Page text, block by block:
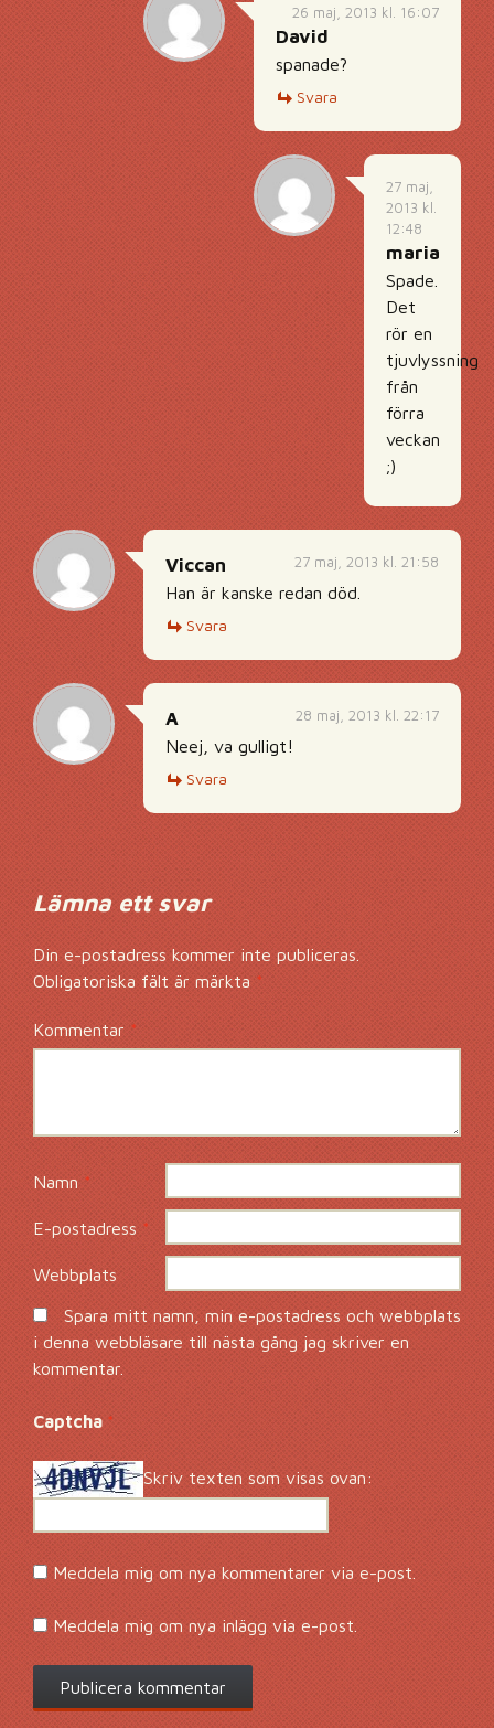
26 maj, 2013 kl. 16:07
David
spanade?
Svara
27 maj,
2013 kl.
12:48
maria
Spade.
Det
rör en
tjuvlyssning
från
förra
veckan
;)
27 maj, 2013 kl. 21:58
Viccan
Han är kanske redan död.
Svara
28 maj, 2013 kl. 22:17
A
Neej, va gulligt!
Svara
Lämna ett svar
Din e-postadress kommer inte publiceras.
Obligatoriska fält är märkta*
Kommentar*
Namn*
E-postadress *
Webbplats
Spara mitt namn, min e-postadress och webbplats
i denna webbläsare till nästa gång jag skriver en
kommentar.
Captcha *
Skriv texten som visas ovan:
Meddela mig om nya kommentarer via e-post.
Meddela mig om nya inlägg via e-post.